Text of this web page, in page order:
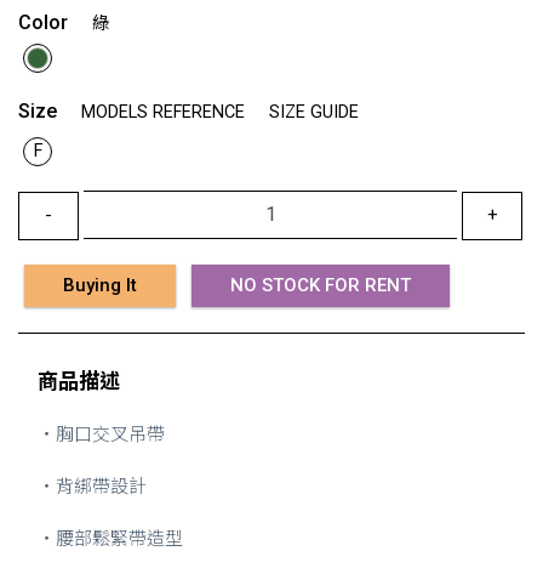
Color 綠
Size MODELS REFERENCE
SIZE GUIDE
F
- +
Buying It NO STOCK FOR RENT
商品描述
・胸口交叉吊帶
・背綁帶設計
・腰部鬆緊帶造型